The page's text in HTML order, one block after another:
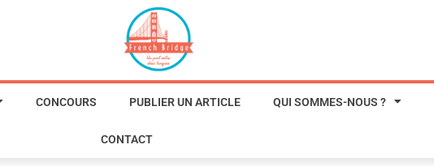
CONCOURS PUBLIER UN ARTICLE QUI SOMMES-NOUS ?
CONTACT